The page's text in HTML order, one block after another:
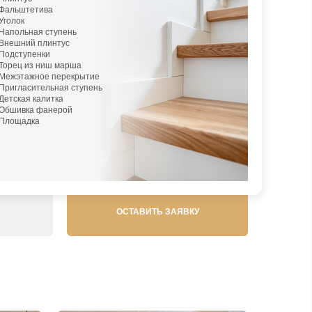
Напольная ступень
Внешний плинтус
Подступенки
из ниш марша
Межэтажное перекрытие
Пригласительная ступень
калитка
фанерой
Площадка
доставкой, монтажом
мы быстрее
ОСТАВИТЬ ЗАЯВКУ